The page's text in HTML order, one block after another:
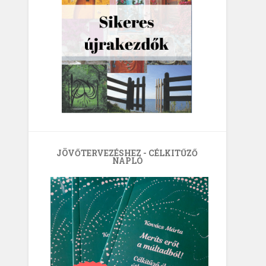
JÖVŐTERVEZÉSHEZ - CÉLKITŰZŐ
NAPLÓ